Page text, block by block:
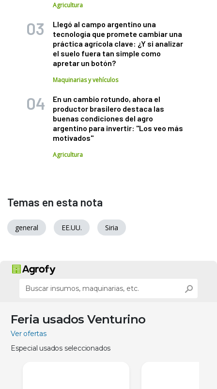
Agricultura
Llegó al campo argentino una
tecnología que promete cambiar una
práctica agrícola clave: ¿Y si analizar
el suelo fuera tan simple como
apretar un botón?
Maquinarias y vehículos
En un cambio rotundo, ahora el
productor brasilero destaca las
buenas condiciones del agro
argentino para invertir: "Los veo más
motivados"
Agricultura
Temas en esta nota
general EE.UU. Siria
Feria usados Venturino
Ver ofertas
Especial usados seleccionados